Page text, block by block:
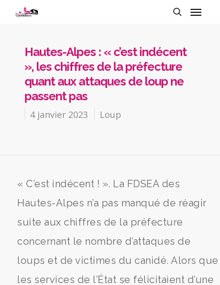
Hautes-Alpes : « c’est indécent
», les chiffres de la préfecture
quant aux attaques de loup ne
passent pas
4 janvier 2023 Loup
« C’est indécent ! ». La FDSEA des
Hautes-Alpes n’a pas manqué de réagir
suite aux chiffres de la préfecture
concernant le nombre d’attaques de
loups et de victimes du canidé. Alors que
les services de l’État se félicitaient d’une